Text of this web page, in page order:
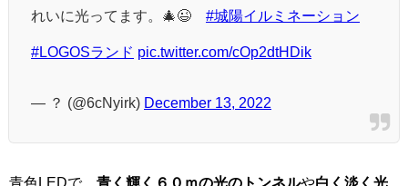
れいに光ってます。🎄😉 #城陽イルミネーション
#LOGOSランド pic.twitter.com/cOp2dtHDik
— ？ (@6cNyirk) December 13, 2022
青色LEDで、 青く輝く６０ｍの光のトンネルや白く淡く光